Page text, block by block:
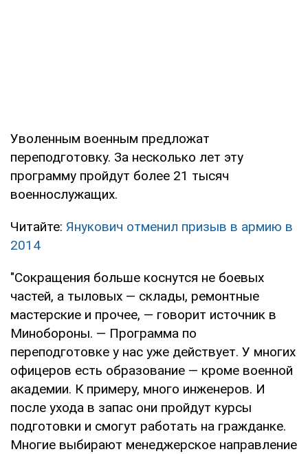
Уволенным военным предложат
переподготовку. За несколько лет эту
программу пройдут более 21 тысяч
военнослужащих.
Читайте: Янукович отменил призыв в армию в
2014
"Сокращения больше коснутся не боевых
частей, а тыловых — склады, ремонтные
мастерские и прочее, — говорит источник в
Минобороны. — Программа по
переподготовке у нас уже действует. У многих
офицеров есть образование — кроме военной
академии. К примеру, много инженеров. И
после ухода в запас они пройдут курсы
подготовки и смогут работать на гражданке.
Многие выбирают менеджерское направление